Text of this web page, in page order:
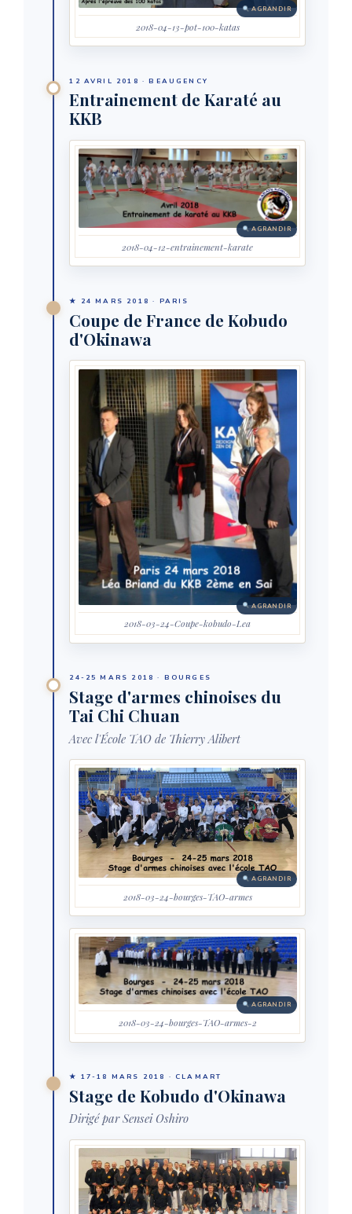
AGRANDIR
2018-04-13-pot-100-katas
12 AVRIL 2018 · BEAUGENCY
Entrainement de Karaté au
KKB
AGRANDIR
2018-04-12-entrainement-karate
★ 24 MARS 2018 · PARIS
Coupe de France de Kobudo
d'Okinawa
AGRANDIR
2018-03-24-Coupe-kobudo-Lea
24-25 MARS 2018 · BOURGES
Stage d'armes chinoises du
Tai Chi Chuan
Avec l'École TAO de Thierry Alibert
AGRANDIR
2018-03-24-bourges-TAO-armes
AGRANDIR
2018-03-24-bourges-TAO-armes-2
★ 17-18 MARS 2018 · CLAMART
Stage de Kobudo d'Okinawa
Dirigé par Sensei Oshiro